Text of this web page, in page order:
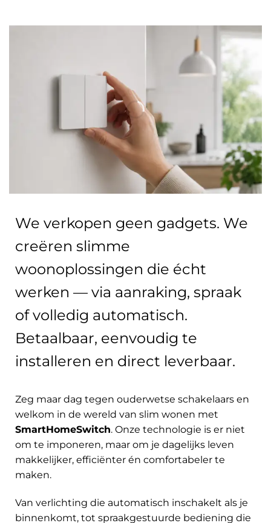
We verkopen geen gadgets. We
creëren slimme
woonoplossingen die écht
werken — via aanraking, spraak
of volledig automatisch.
Betaalbaar, eenvoudig te
installeren en direct leverbaar.
Zeg maar dag tegen ouderwetse schakelaars en
welkom in de wereld van slim wonen met
SmartHomeSwitch. Onze technologie is er niet
om te imponeren, maar om je dagelijks leven
makkelijker, efficiënter én comfortabeler te
maken.
Van verlichting die automatisch inschakelt als je
binnenkomt, tot spraakgestuurde bediening die